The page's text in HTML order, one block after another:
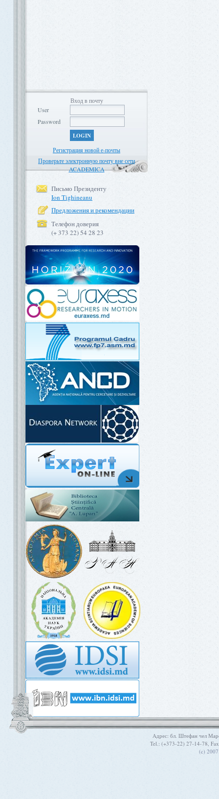
Вход в почту
User
Password
LOGIN
Регистрация новой е-почты
Проверьте электронную почту вне сети
ACADEMICA
Письмо Президенту
Ion Tighineanu
Предложения и рекомендации
Телефон доверия
(+ 373 22) 54 28 23
Aдрес: бл. Штефан чел
Tel.: (+373-22) 27-14-78,
(c)